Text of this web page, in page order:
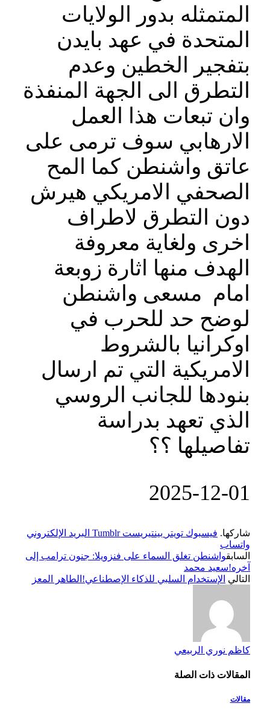
المتمثله بدور الولايات
المتحدة في عهد بايدن
بتفجير الخطين وعدم
التطرق الى الجهة المنفذة
وان تبعات هذا العمل
الارهابي سوف ترمى على
عاتق واشنطن كما المح
الصحفي الامريكي هيرش
دون التطرق لاطراف
اخرى ولغاية معروفة
الهدف منها اثارة زوبعة
امام مسعى واشنطن
لوضح حد للحرب في
اوكرانيا بالشروط
الامريكية التي تم ارسال
بنودها للجانب الروسي
الذي تعهد بدراسة
تفاصيلها ؟؟
‎2025-‎12-‎01
شاركها. فيسبوك تويتر بينتيريست Tumblr البريد الإلكتروني
واتساب
السابقواشنطن تغلق السماء على فنزويلا: جنون ترامب إلى
آخره!سعيد محمد
التالي الإستخدام السلبي للذكاء الإصطناعي!الطاهر المعز
كاظم نوري الربيعي
المقالاتذات الصلة
مقالات